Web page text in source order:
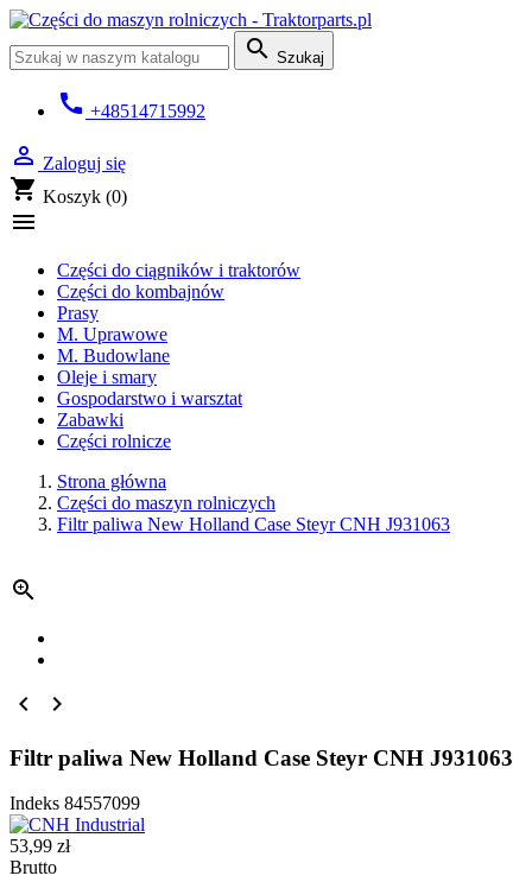
 Szukaj
call +48514715992
 Zaloguj się
shopping_cart Koszyk (0)

Części do ciągników i traktorów
Części do kombajnów
Prasy
M. Uprawowe
M. Budowlane
Oleje i smary
Gospodarstwo i warsztat
Zabawki
Części rolnicze
Strona główna
Części do maszyn rolniczych
Filtr paliwa New Holland Case Steyr CNH J931063

 
Filtr paliwa New Holland Case Steyr CNH J931063
Indeks 84557099
53,99 zł
Brutto